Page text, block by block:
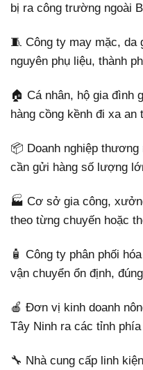
bị ra công trường ngoài
🧵 Công ty may mặc, da
nguyên phụ liệu, thành
🏠 Cá nhân, hộ gia đình
hàng cồng kềnh đi xa an
📦 Doanh nghiệp
cần gửi hàng số lượng
🏭 Cơ sở gia công,
theo từng chuyến hoặc
🧴 Công ty phân phối
vận chuyển ổn định,
🍎 Đơn vị kinh doanh
Tây Ninh ra các tỉnh
🔧 Nhà cung cấp linh